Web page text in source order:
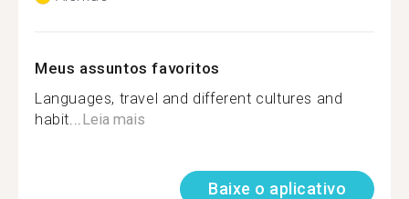
Meus assuntos favoritos
Languages, travel and different cultures and
habit...Leia mais
Baixe o aplicativo